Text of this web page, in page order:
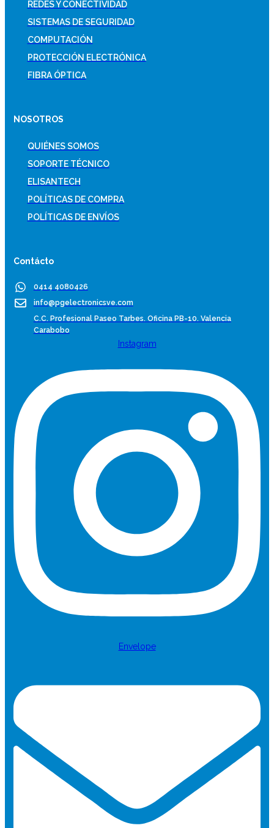
REDES Y CONECTIVIDAD
SISTEMAS DE SEGURIDAD
COMPUTACIÓN
PROTECCIÓN ELECTRÓNICA
FIBRA ÓPTICA
NOSOTROS
QUIÉNES SOMOS
SOPORTE TÉCNICO
ELISANTECH
POLÍTICAS DE COMPRA
POLÍTICAS DE ENVÍOS
Contácto
0414 4080426
info@pgelectronicsve.com
C.C. Profesional Paseo Tarbes. Oficina PB-10. Valencia
Carabobo
Instagram
Envelope